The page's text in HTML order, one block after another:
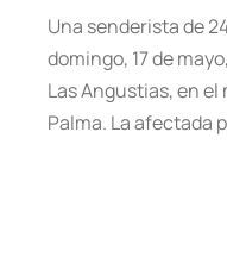
Una senderista de
domingo, 17 de
Las Angustias, en el
Palma. La afectada